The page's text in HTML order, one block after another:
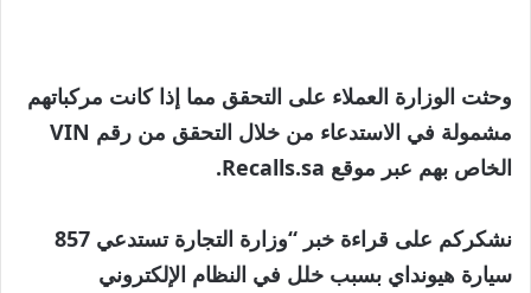
وحثت الوزارة العملاء على التحقق مما إذا كانت مركباتهم
مشمولة في الاستدعاء من خلال التحقق من رقم VIN
الخاص بهم عبر موقع Recalls.sa.
نشكركم على قراءة خبر “وزارة التجارة تستدعي 857
سيارة هيونداي بسبب خلل في النظام الإلكتروني